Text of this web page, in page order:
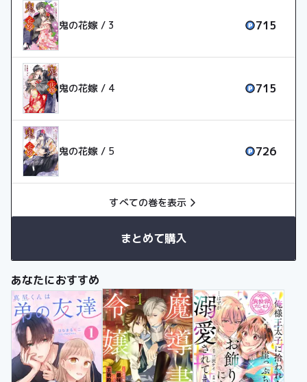
鬼の花嫁 / 3 715
鬼の花嫁 / 4 715
鬼の花嫁 / 5 726
すべての巻を表示
まとめて購入
あなたにおすすめ